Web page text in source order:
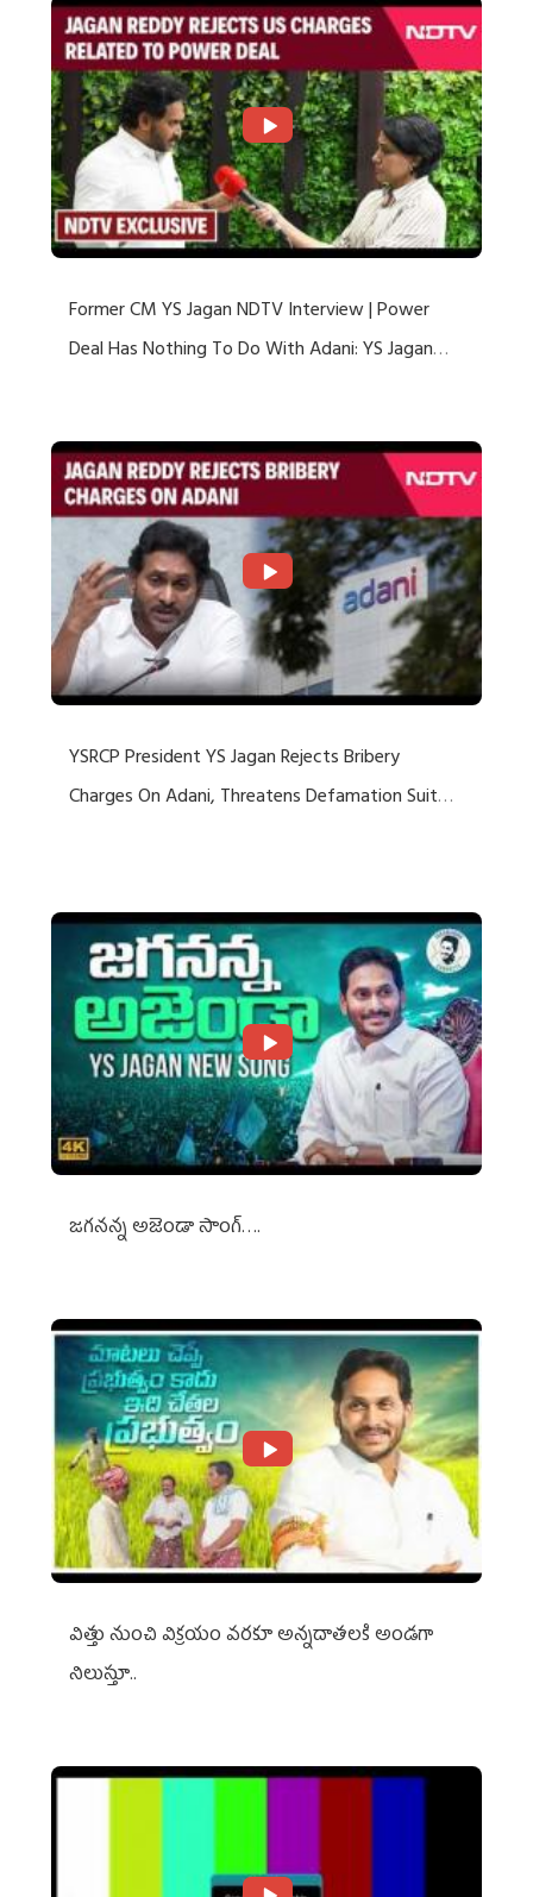
Former CM YS Jagan NDTV Interview | Power
Deal Has Nothing To Do With Adani: YS Jagan
YSRCP President YS Jagan Rejects Bribery
Charges On Adani, Threatens Defamation Suit
జగనన్న అజెండా సాంగ్….
విత్తు నుంచి విక్రయం వరకూ అన్నదాతలకి అండగా
నిలుస్తూ..